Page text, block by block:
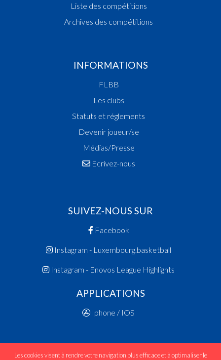
Liste des compétitions
Archives des compétitions
INFORMATIONS
FLBB
Les clubs
Statuts et réglements
Devenir joueur/se
Médias/Presse
Ecrivez-nous
SUIVEZ-NOUS SUR
Facebook
Instagram - Luxembourg.basketball
Instagram - Enovos League Highlights
APPLICATIONS
Iphone / IOS
Les cookies visent à rendre votre navigation plus efficace et à optimaliser le